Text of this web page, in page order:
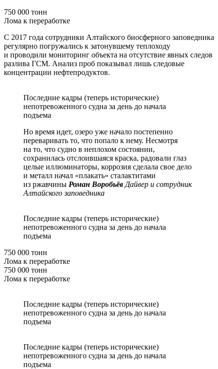
750 000 тонн
Лома к переработке
С 2017 года сотрудники Алтайского биосферного заповедника
регулярно погружались к затонувшему теплоходу
и проводили мониторинг объекта на отсутствие явных следов
разлива ГСМ. Анализ проб показывал лишь следовые
концентрации нефтепродуктов.
Последние кадры (теперь исторические)
непотревоженного судна за день до начала
подъема
Но время идет, озеро уже начало постепенно
переваривать то, что попало к нему. Несмотря
на то, что судно в неплохом состоянии,
сохранилась отслоившаяся краска, радовали глаз
целые иллюминаторы, коррозия сделала свое дело
и металл начал «плакать» сталактитами
из ржавчины Роман Воробьёв Дайвер и сотрудник
Алтайского заповедника
Последние кадры (теперь исторические)
непотревоженного судна за день до начала
подъема
750 000 тонн
Лома к переработке
750 000 тонн
Лома к переработке
Последние кадры (теперь исторические)
непотревоженного судна за день до начала
подъема
Последние кадры (теперь исторические)
непотревоженного судна за день до начала
подъема